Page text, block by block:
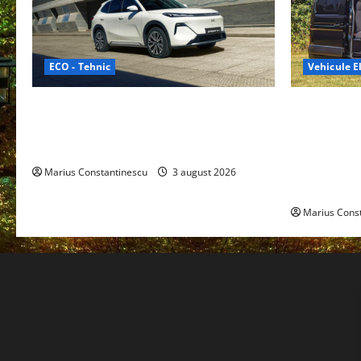
ECO - Tehnic
Marius Constantinescu 3 august 2026
Vehicule
Marius